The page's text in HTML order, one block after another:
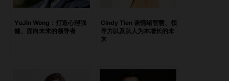
个“世界”。 你从“困惑之地”（World of Confusion）出发，那
里数字看起来毫无意义。你横渡“术语之海”（Sea of
Jargon），通过故事获得财务技能。最终你抵达“洞察之
财务报表从冷冰冰的表格变成了人们能理解的“故事”。它“简单
YuJin Wong：打造心理强
健、面向未来的领导者
Cindy Tien 谈情绪智慧、领
导力以及以人为本增长的未
来